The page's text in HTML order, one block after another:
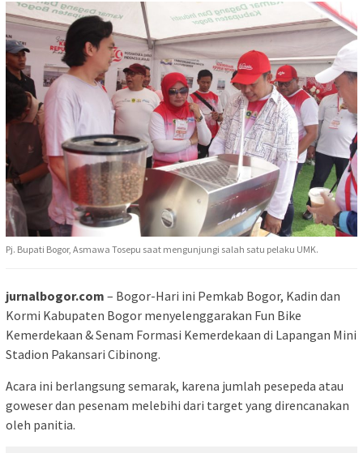
Pj. Bupati Bogor, Asmawa Tosepu saat mengunjungi salah satu pelaku UMK.
jurnalbogor.com – Bogor-Hari ini Pemkab Bogor, Kadin dan
Kormi Kabupaten Bogor menyelenggarakan Fun Bike
Kemerdekaan & Senam Formasi Kemerdekaan di Lapangan Mini
Stadion Pakansari Cibinong.
Acara ini berlangsung semarak, karena jumlah pesepeda atau
goweser dan pesenam melebihi dari target yang direncanakan
oleh panitia.